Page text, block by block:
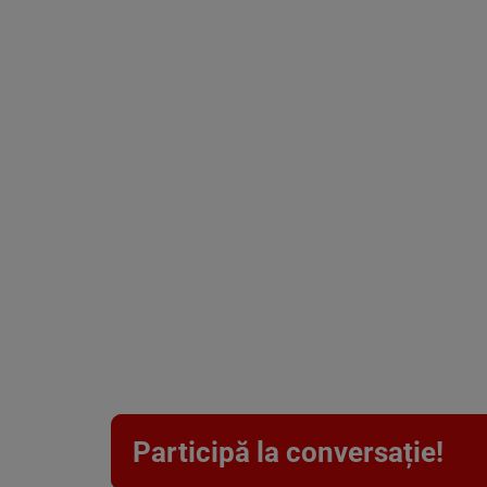
Participă la conversație!